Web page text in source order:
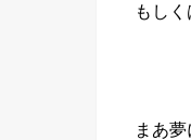
もし
まあ